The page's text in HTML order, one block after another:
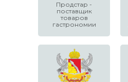
Продстар -
поставщик
товаров
гастрономии